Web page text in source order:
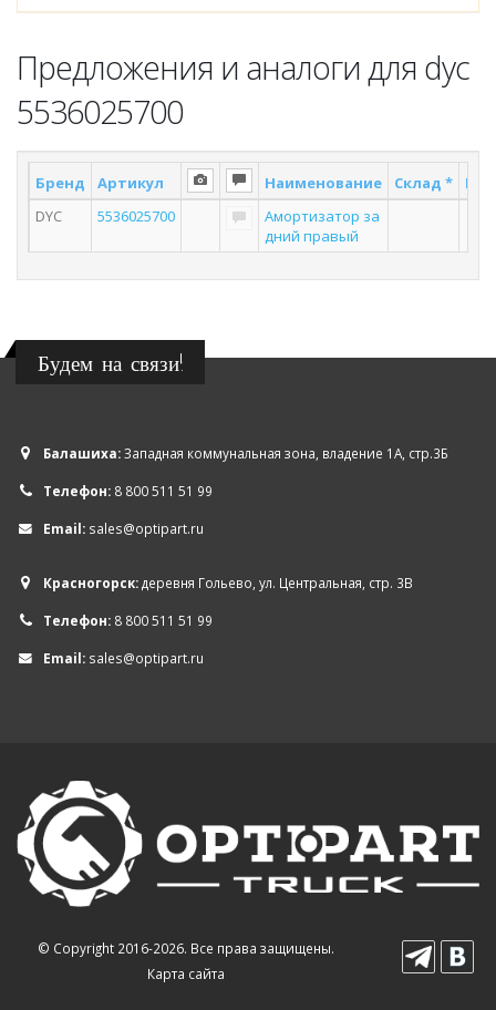
Предложения и аналоги для dyc
5536025700
Бренд Артикул Наименование Склад *
DYC
5536025700
Амортизатор за
дний правый
Будем на связи!
Балашиха:Западная коммунальная зона, владение 1А, стр.3Б
Телефон: 8 800 511 51 99
Email: sales@optipart.ru
Красногорск:деревня Гольево, ул. Центральная, стр. 3В
Телефон: 8 800 511 51 99
Email: sales@optipart.ru
© Copyright 2016-2026. Все права защищены.
Карта сайта